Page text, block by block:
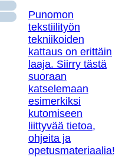
Punomon
tekstiilityön
tekniikoiden
kattaus on erittäin
laaja. Siirry tästä
suoraan
katselemaan
esimerkiksi
kutomiseen
liittyvää tietoa,
ohjeita ja
opetusmateriaalia!